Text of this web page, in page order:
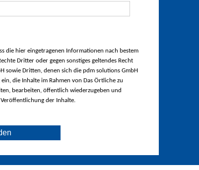
die hier eingetragenen Informationen nach bestem
Dritter oder gegen sonstiges geltendes Recht
sowie Dritten, denen sich die pdm solutions GmbH
die Inhalte im Rahmen von Das Örtliche zu
bearbeiten, öffentlich wiederzugeben und
der Inhalte.